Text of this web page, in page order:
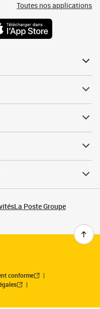
Toutes nos applications
La Poste Groupe
conforme